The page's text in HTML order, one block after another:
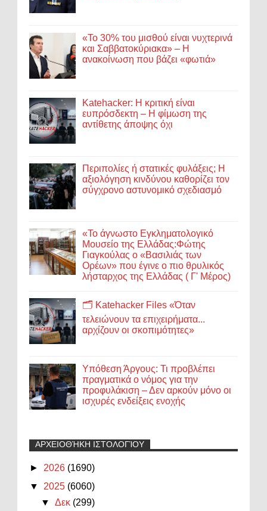
«Το 30% του μισθού είναι νυχτερινά
και Σαββατοκύριακα» – Η
ανακοίνωση που βάζει «φωτιά»
Katehacker: Η κριτική είναι
ευπρόσδεκτη – Η φίμωση της
αντίθετης άποψης όχι
Περιπολίες ή στατικές φυλάξεις; Η
αξιολόγηση κινδύνου καθορίζει τον
σύγχρονο αστυνομικό σχεδιασμό
«Το άγνωστο Εγκληματολογικό
Μουσείο της Ελλάδας:Φώτης
Γιαγκούλας ο «Βασιλιάς των
Ορέων» που έγινε ο πιο θρυλικός
λήσταρχος της Ελλάδας ( Γ' Μέρος)
🗂️ Katehacker Files «Όταν
τελειώνουν τα επιχειρήματα...
αρχίζουν οι σκοπιμότητες»
Υπόθεση Άργους: Τι προβλέπει
πραγματικά ο νόμος για την
προφυλάκιση – Δεν αρκούν μόνο οι
ισχυρές ενδείξεις ενοχής
ΑΡΧΕΙΟΘΉΚΗ ΙΣΤΟΛΟΓΊΟΥ
► 2026 (1690)
▼ 2025 (6060)
▼Δεκ (299)